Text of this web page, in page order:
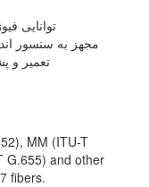
• توانایی فیوژن و هیتر
• مجهز به سنسور
MM (ITU-T
G.655) and other
fibers.